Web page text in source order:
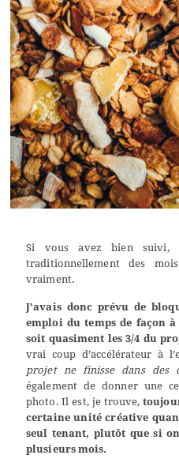
Si vous avez bien
traditionnellement des
vraiment.
J’avais donc prévu de
emploi du temps de façon
soit quasiment les 3/4 du
vrai coup d’accélérateur à
projet ne finisse dans des
également de donner une
photo. Il est, je trouve,
certaine unité créative
seul tenant, plutôt que si
plusieurs mois.